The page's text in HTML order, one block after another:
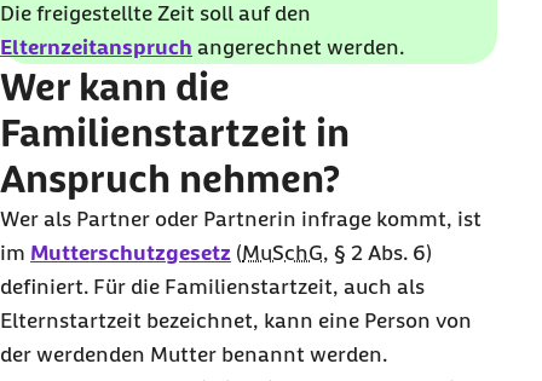
Die freigestellte Zeit soll auf den
Elternzeitanspruch angerechnet werden.
Wer kann die
Familienstartzeit in
Anspruch nehmen?
Wer als Partner oder Partnerin infrage kommt, ist
im Mutterschutzgesetz (MuSchG, § 2 Abs. 6)
definiert. Für die Familienstartzeit, auch als
Elternstartzeit bezeichnet, kann eine Person von
der werdenden Mutter benannt werden.